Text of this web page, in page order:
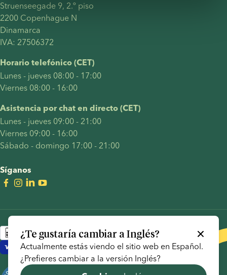
¿Te gustaría cambiar aInglés?
Actualmente estás viendo el sitio web en Español.
¿Prefieres cambiar a la versión Inglés?
Struenseegade 9, 2.º piso
2200 Copenhague N
Dinamarca
IVA: 27506372
Horario telefónico (CET)
Lunes - jueves 08:00 - 17:00
Viernes 08:00 - 16:00
Asistencia por chat en directo (CET)
Lunes - jueves 09:00 - 21:00
Viernes 09:00 - 16:00
Sábado - domingo 17:00 - 21:00
Síganos